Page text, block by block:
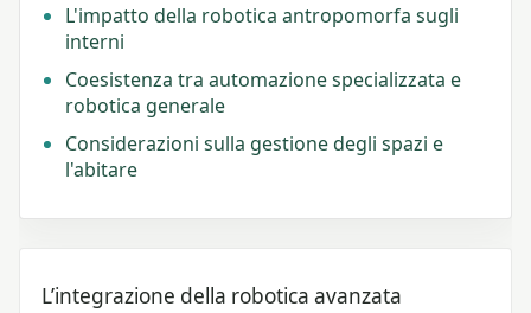
L'impatto della robotica antropomorfa sugli
interni
Coesistenza tra automazione specializzata e
robotica generale
Considerazioni sulla gestione degli spazi e
l'abitare
L’integrazione della robotica avanzata